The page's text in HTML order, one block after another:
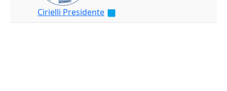
Cirielli Presidente